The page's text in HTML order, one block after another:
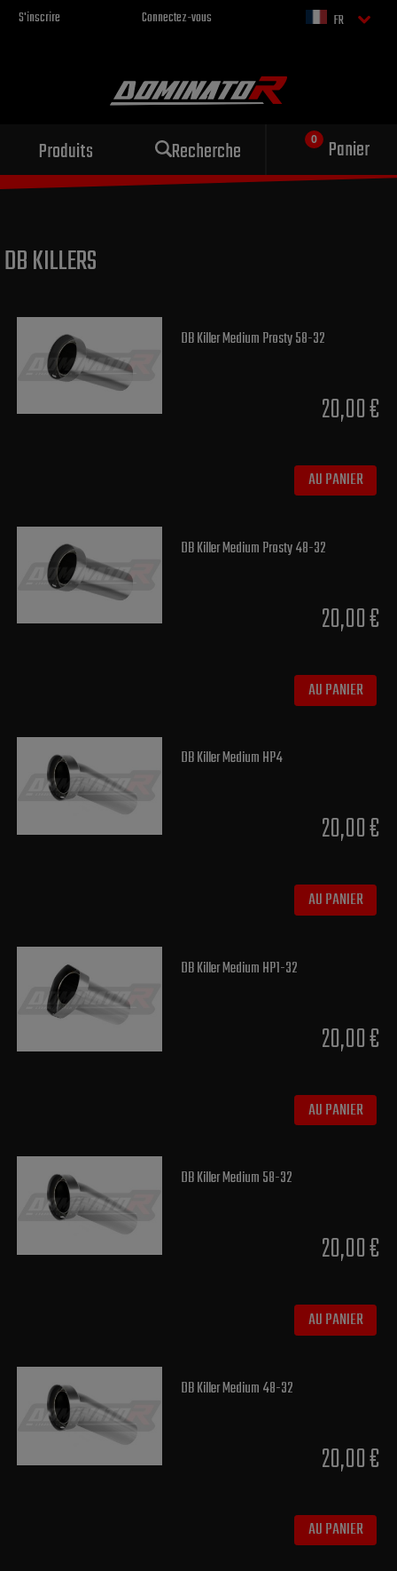
S'inscrire Connectez-vous FR
Produits Recherche Panier
Échappement sportif
pour votre moto
DB KILLERS
DB Killer Medium Prosty 58-32
20,00 €
AU PANIER
DB Killer Medium Prosty 48-32
20,00 €
AU PANIER
DB Killer Medium HP4
20,00 €
AU PANIER
DB Killer Medium HP1-32
20,00 €
AU PANIER
DB Killer Medium 58-32
20,00 €
AU PANIER
DB Killer Medium 48-32
20,00 €
AU PANIER